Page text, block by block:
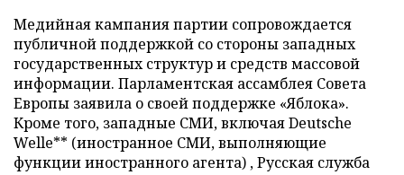
Медийная кампания партии сопровождается
публичной поддержкой со стороны западных
государственных структур и средств массовой
информации. Парламентская ассамблея Совета
Европы заявила о своей поддержке «Яблока».
Кроме того, западные СМИ, включая Deutsche
Welle** (иностранное СМИ, выполняющие
функции иностранного агента) , Русская служба